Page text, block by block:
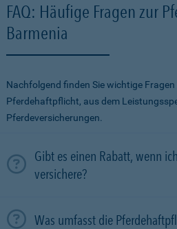
FAQ: Häufige Fragen zur
Barmenia
Nachfolgend finden Sie wichtige
Pferdehaftpflicht, aus dem
Pferdeversicherungen.
Gibt es einen Rabatt, wenn
versichere?
Was umfasst die